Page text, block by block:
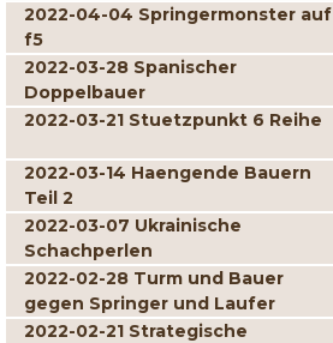
2022-04-04 Springermonster auf
f5
2022-03-28 Spanischer
Doppelbauer
2022-03-21 Stuetzpunkt 6 Reihe
2022-03-14 Haengende Bauern
Teil 2
2022-03-07 Ukrainische
Schachperlen
2022-02-28 Turm und Bauer
gegen Springer und Laufer
2022-02-21 Strategische